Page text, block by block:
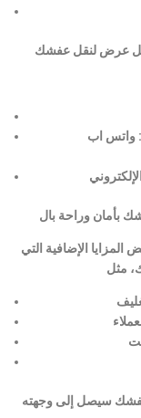
واتس اب :
الإضافية التي
سيصل إلى وجهته